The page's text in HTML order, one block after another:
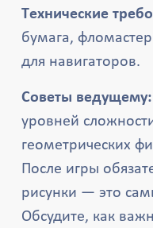
Технические
бумага,
для навигаторов.
Советы ведущему:
уровней
геометрических
После игры
рисунки — это
Обсудите, как